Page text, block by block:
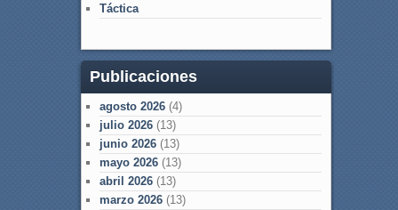
Táctica
Publicaciones
agosto 2026(4)
julio 2026(13)
junio 2026(13)
mayo 2026(13)
abril 2026(13)
marzo 2026(13)